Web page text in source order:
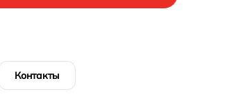
Контакты